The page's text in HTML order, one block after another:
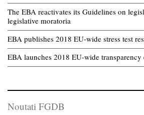
The EBA reactivates its Guidelines on
legislative moratoria
EBA publishes 2018 EU-wide stress test
EBA launches 2018 EU-wide transparency
Noutati FGDB